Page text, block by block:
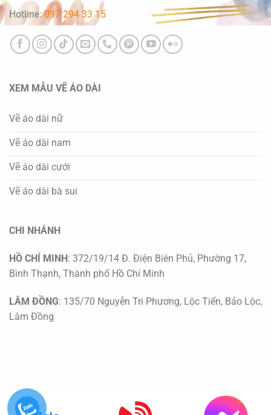
Hotline:097 294 33 15
XEM MẪU VẼ ÁO DÀI
Vẽ áo dài nữ
Vẽ áo dài nam
Vẽ áo dài cưới
Vẽ áo dài bà sui
CHI NHÁNH
HỒ CHÍ MINH : 372/19/14 Đ. Điện Biên Phủ, Phường 17,
Bình Thạnh, Thành phố Hồ Chí Minh
LÂM ĐỒNG: 135/70 Nguyễn Tri Phương, Lộc Tiến, Bảo Lộc,
Lâm Đồng